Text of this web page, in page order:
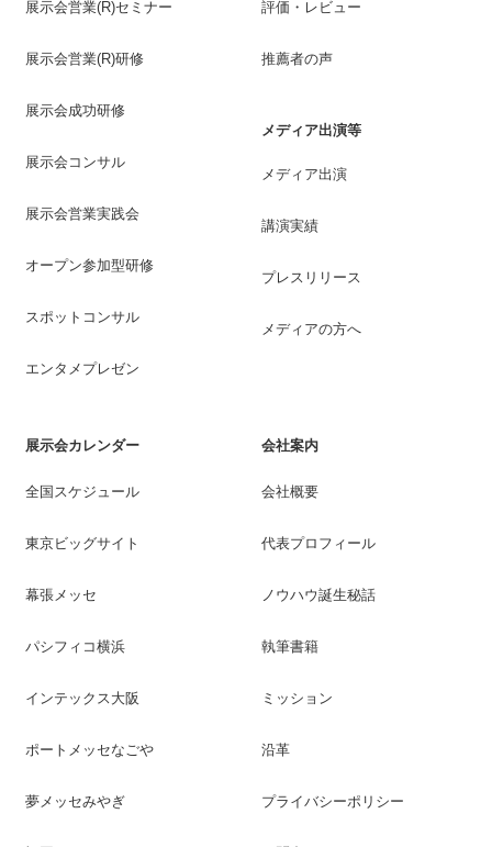
展示会営業(R)セミナー
展示会営業(R)研修
展示会成功研修
展示会コンサル
展示会営業実践会
オープン参加型研修
スポットコンサル
エンタメプレゼン
評価・レビュー
推薦者の声
メディア出演等
メディア出演
講演実績
プレスリリース
メディアの方へ
展示会カレンダー
全国スケジュール
東京ビッグサイト
幕張メッセ
パシフィコ横浜
インテックス大阪
ポートメッセなごや
夢メッセみやぎ
会社案内
会社概要
代表プロフィール
ノウハウ誕生秘話
執筆書籍
ミッション
沿革
プライバシーポリシー